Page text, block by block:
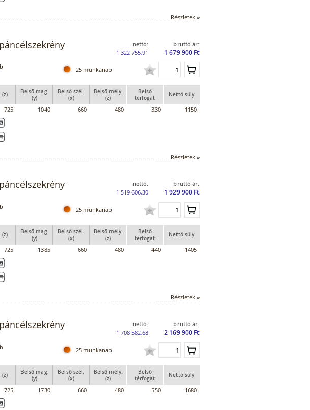
Részletek »
nettó:
1 322 755,91
bruttó ár:
1 679 900 Ft
25 munkanap
(z)
Belső mag.
(y)
Belső szél.
(x)
Belső mély.
(z)
Belső
térfogat
Nettó súly
725 1040 660 480 330 1150
Részletek »
nettó:
1 519 606,30
bruttó ár:
1 929 900 Ft
25 munkanap
(z)
Belső mag.
(y)
Belső szél.
(x)
Belső mély.
(z)
Belső
térfogat
Nettó súly
725 1385 660 480 440 1405
Részletek »
nettó:
1 708 582,68
bruttó ár:
2 169 900 Ft
25 munkanap
(z)
Belső mag.
(y)
Belső szél.
(x)
Belső mély.
(z)
Belső
térfogat
Nettó súly
725 1730 660 480 550 1680